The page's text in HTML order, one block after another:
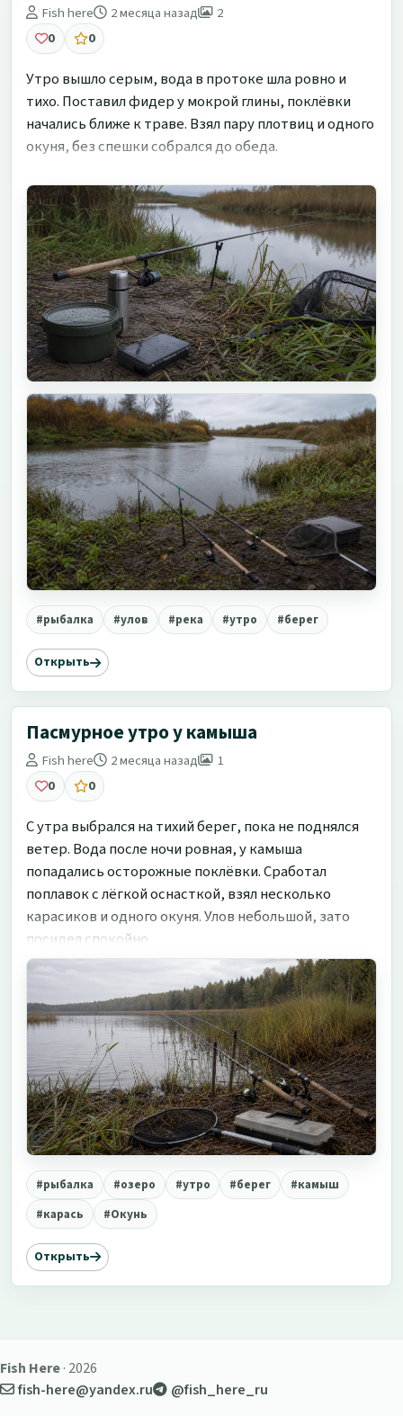
Fish here 2 месяца назад
2
0
0
Утро вышло серым, вода в протоке шла ровно и
тихо. Поставил фидер у мокрой глины, поклёвки
начались ближе к траве. Взял пару плотвиц и одного
окуня, без спешки собрался до обеда.
#рыбалка #улов #река #утро #берег
Открыть
Пасмурное утро у камыша
Fish here 2 месяца назад
1
0
0
С утра выбрался на тихий берег, пока не поднялся
ветер. Вода после ночи ровная, у камыша
попадались осторожные поклёвки. Сработал
поплавок с лёгкой оснасткой, взял несколько
карасиков и одного окуня. Улов небольшой, зато
посидел спокойно.
#рыбалка #озеро #утро #берег
#камыш
#карась
#Окунь
Открыть
Fish Here· 2026
fish-here@yandex.ru
@fish_here_ru